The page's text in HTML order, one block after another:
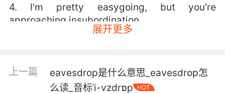
4. I'm pretty easygoing, but you're
approaching insubordination.
5. These are fresh, easygoing, fruity, aromatic
wines.
展开更多
上一篇
eavesdrop是什么意思_eavesdrop怎
么读_音标ˈi-vzdrɒp
HOT